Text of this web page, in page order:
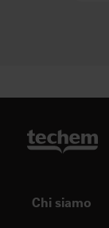
Chi siamo